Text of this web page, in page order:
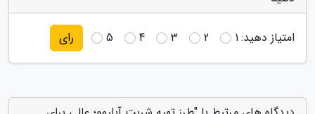
امتیاز دهید:1
2
3
4
5 رای